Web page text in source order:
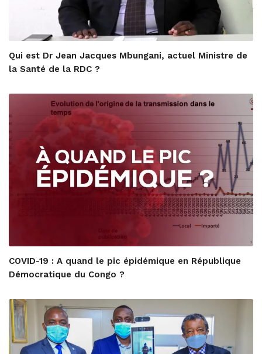
Qui est Dr Jean Jacques Mbungani, actuel Ministre de
la Santé de la RDC ?
COVID-19 : A quand le pic épidémique en République
Démocratique du Congo ?